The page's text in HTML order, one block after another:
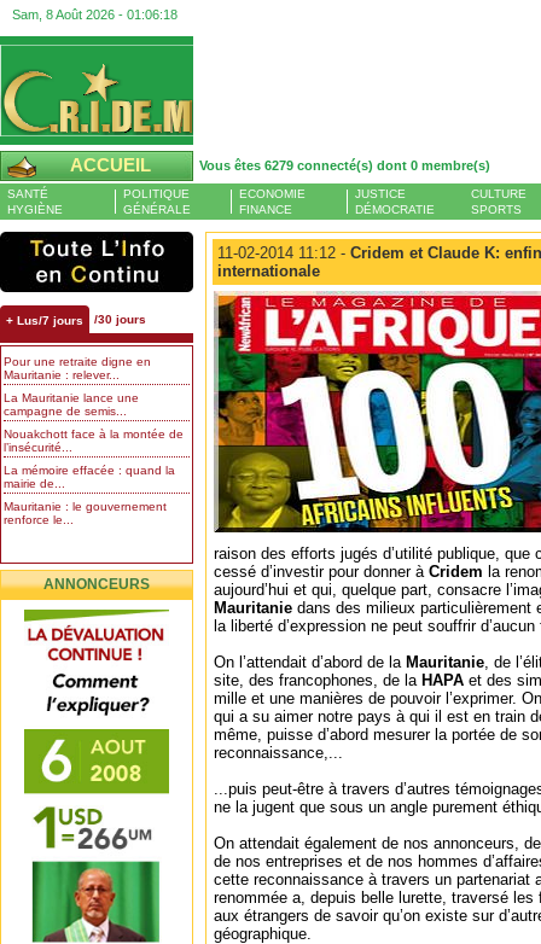
Sam, 8 Août 2026 - 01:06:20
ACCUEIL Vous êtes 6279 connecté(s) dont 0 membre(s)
SANTÉ
HYGIÈNE
POLITIQUE
GÉNÉRALE
ECONOMIE
FINANCE
JUSTICE
DÉMOCRATIE
CULTURE
SPORTS
+ Lus/7 jours /30 jours
Pour une retraite digne en
Mauritanie : relever...
La Mauritanie lance une
campagne de semis...
Nouakchott face à la montée de
l’insécurité...
La mémoire effacée : quand la
mairie de...
Mauritanie : le gouvernement
renforce le...
ANNONCEURS
11-02-2014 11:12 - Cridem et Claude K:
internationale
raison des efforts jugés d’utilité publique, que
cessé d’investir pour donner à Cridem la
aujourd’hui et qui, quelque part, consacre
Mauritanie dans des milieux particulièrement
la liberté d’expression ne peut souffrir
On l’attendait d’abord de la Mauritanie, de
site, des francophones, de la HAPA et des
mille et une manières de pouvoir l’exprimer.
qui a su aimer notre pays à qui il est en train
même, puisse d’abord mesurer la portée de
reconnaissance,...
...puis peut-être à travers d’autres
ne la jugent que sous un angle purement
On attendait également de nos annonceurs,
de nos entreprises et de nos hommes
cette reconnaissance à travers un partenariat
renommée a, depuis belle lurette, traversé
aux étrangers de savoir qu’on existe sur
géographique.